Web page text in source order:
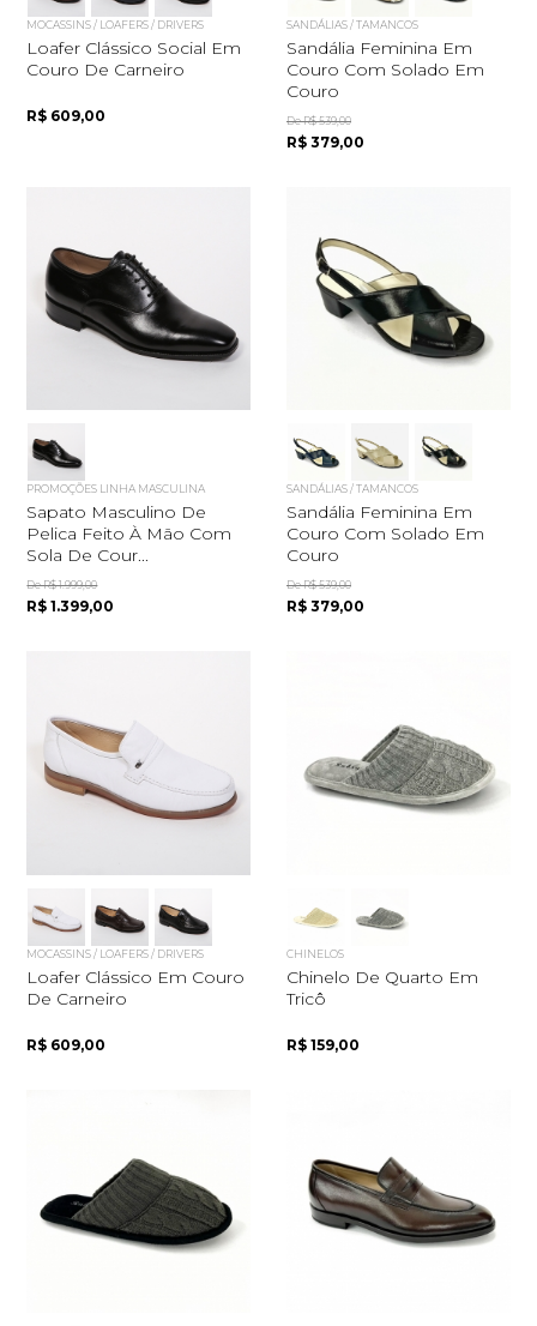
MOCASSINS / LOAFERS / DRIVERS
Loafer Clássico Social Em
Couro De Carneiro
R$ 609,00
SANDÁLIAS / TAMANCOS
Sandália Feminina Em
Couro Com Solado Em
Couro
De R$ 539,00
R$ 379,00
PROMOÇÕES LINHA MASCULINA
Sapato Masculino De
Pelica Feito À Mão Com
Sola De Cour...
De R$ 1.999,00
R$ 1.399,00
SANDÁLIAS / TAMANCOS
Sandália Feminina Em
Couro Com Solado Em
Couro
De R$ 539,00
R$ 379,00
MOCASSINS / LOAFERS / DRIVERS
Loafer Clássico Em Couro
De Carneiro
R$ 609,00
CHINELOS
Chinelo De Quarto Em
Tricô
R$ 159,00